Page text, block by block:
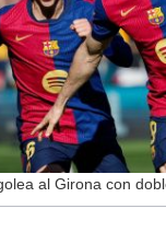
al Girona con